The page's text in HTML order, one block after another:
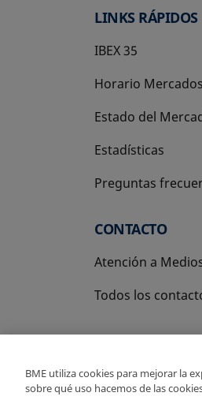
LINKS RÁPIDOS
IBEX 35
Horario Mercados
Estado del
Estadísticas
Preguntas
CONTACTO
Atención a
Todos los
BME utiliza cookies para mejorar la
sobre qué uso hacemos de las